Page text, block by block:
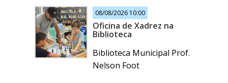
08/08/2026 10:00
Oficina de Xadrez na
Biblioteca
Biblioteca Municipal Prof.
Nelson Foot